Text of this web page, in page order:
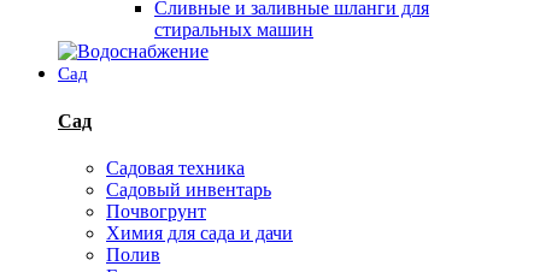
Сливные и заливные шланги для
стиральных машин
Сад
Сад
Садовая техника
Садовый инвентарь
Почвогрунт
Химия для сада и дачи
Полив